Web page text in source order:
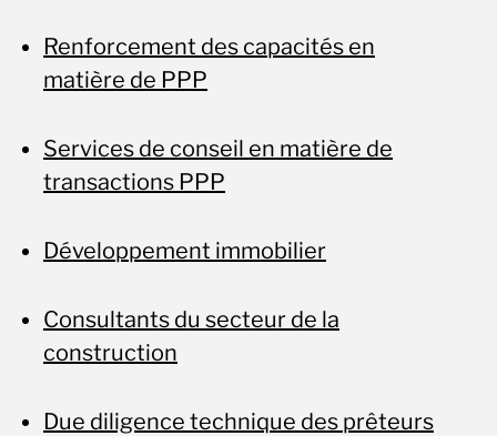
Renforcement des capacités en
matière de PPP
Services de conseil en matière de
transactions PPP
Développement immobilier
Consultants du secteur de la
construction
Due diligence technique des prêteurs